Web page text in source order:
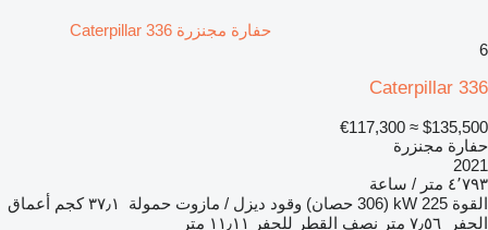
حفارة مجنزرة Caterpillar 336
6
Caterpillar 336
$135,500
≈ €117,300
حفارة مجنزرة
2021
٤٬٧٩٣ متر / ساعة
القوة 225 kW (306 حصان) وقود ديزل / مازوت حمولة ٣٧٫١ كجم
أعماق
الحفر
٧٫٥٦ متر نصف القطر للحفر
١١٫١١ متر